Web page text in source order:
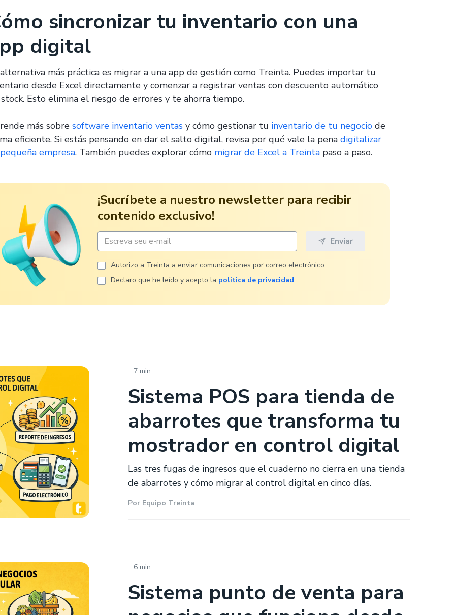
sincronizar tu inventario con una
digital
más práctica es migrar a una app de gestión como Treinta. Puedes importar tu
desde Excel directamente y comenzar a registrar ventas con descuento automático
Esto elimina el riesgo de errores y te ahorra tiempo.
más sobre software inventario ventas y cómo gestionar tu inventario de tu negocio de
eficiente. Si estás pensando en dar el salto digital, revisa por qué vale la pena digitalizar
empresa. También puedes explorar cómo migrar de Excel a Treinta paso a paso.
¡Sucríbete a nuestro newsletter para recibir
contenido exclusivo!
Autorizo ​​a Treinta a enviar comunicaciones por correo electrónico.
Declaro que he leído y acepto la política de privacidad.
. 7 min
Sistema POS para tienda de
abarrotes que transforma tu
mostrador en control digital
Las tres fugas de ingresos que el cuaderno no cierra en una tienda
de abarrotes y cómo migrar al control digital en cinco días.
Por Equipo Treinta
. 6 min
Sistema punto de venta para